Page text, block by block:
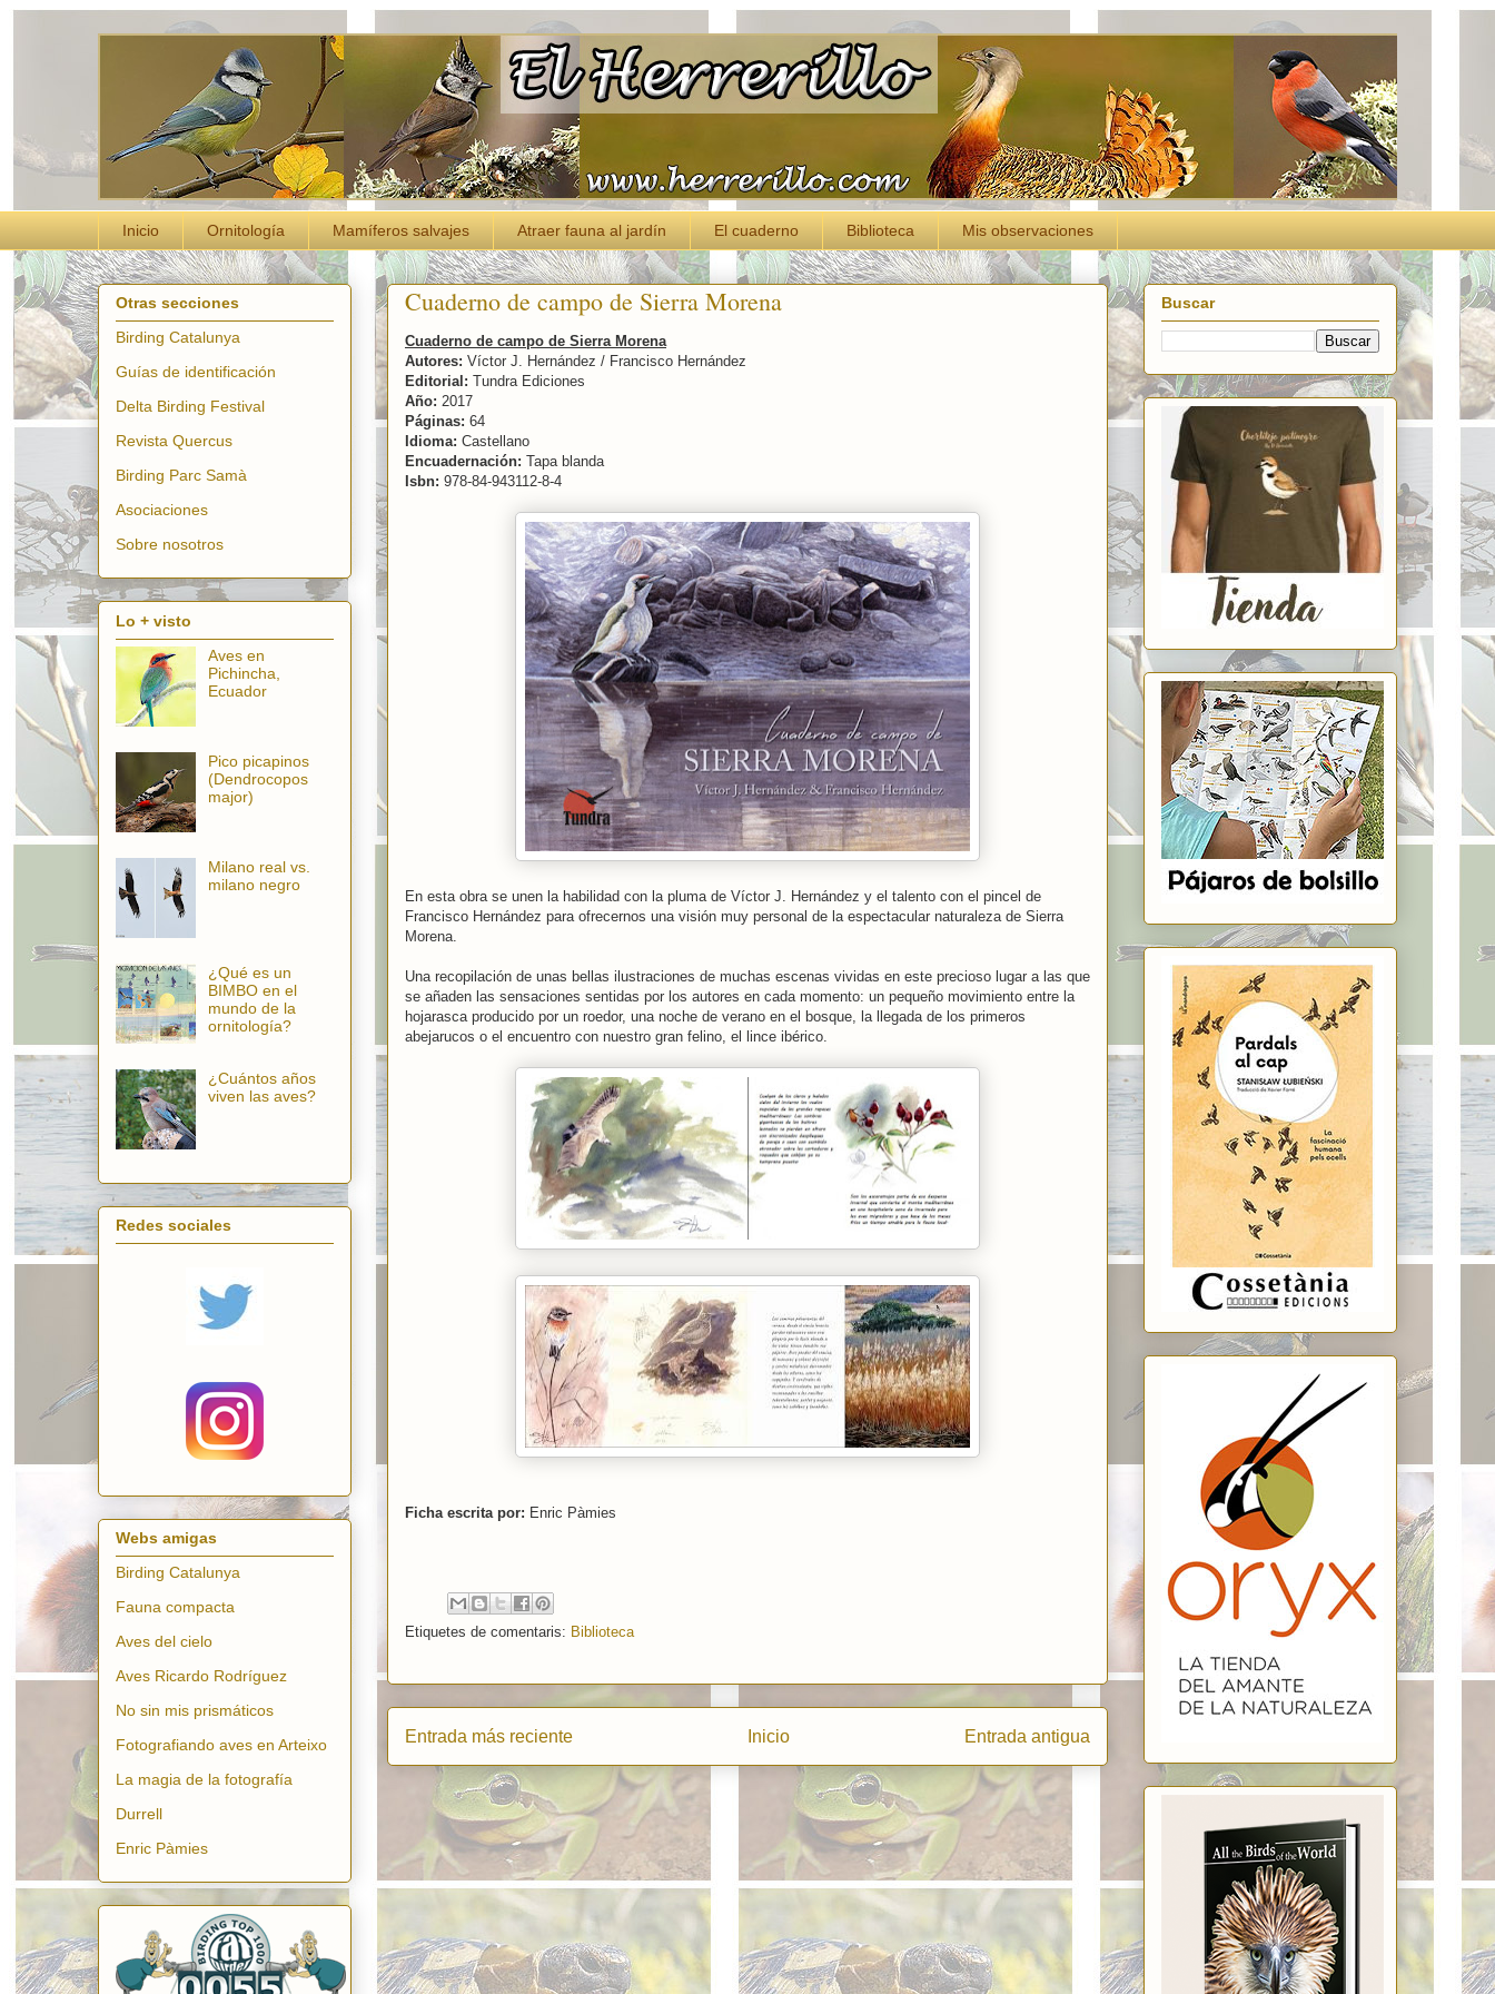
Inicio Ornitología Mamíferos salvajes Atraer fauna al jardín El cuaderno Biblioteca Mis observaciones
Cuaderno de campo de Sierra Morena
Cuaderno de campo de Sierra Morena
Autores: Víctor J. Hernández / Francisco Hernández
Editorial: Tundra Ediciones
Año: 2017
Páginas: 64
Idioma: Castellano
Encuadernación: Tapa blanda
Isbn: 978-84-943112-8-4
En esta obra se unen la habilidad con la pluma de Víctor J. Hernández y el talento con el pincel de
Francisco Hernández para ofrecernos una visión muy personal de la espectacular naturaleza de Sierra
Morena.
Una recopilación de unas bellas ilustraciones de muchas escenas vividas en este precioso lugar a las que
se añaden las sensaciones sentidas por los autores en cada momento: un pequeño movimiento entre la
hojarasca producido por un roedor, una noche de verano en el bosque, la llegada de los primeros
abejarucos o el encuentro con nuestro gran felino, el lince ibérico.
Ficha escrita por: Enric Pàmies
Etiquetes de comentaris: Biblioteca
Entrada más reciente Entrada antigua
Inicio
Otras secciones
Birding Catalunya
Guías de identificación
Delta Birding Festival
Revista Quercus
Birding Parc Samà
Asociaciones
Sobre nosotros
Lo + visto
Aves en
Pichincha,
Ecuador
Pico picapinos
(Dendrocopos
major)
Milano real vs.
milano negro
¿Qué es un
BIMBO en el
mundo de la
ornitología?
¿Cuántos años
viven las aves?
Redes sociales
Webs amigas
Birding Catalunya
Fauna compacta
Aves del cielo
Aves Ricardo Rodríguez
No sin mis prismáticos
Fotografiando aves en Arteixo
La magia de la fotografía
Durrell
Enric Pàmies
Buscar